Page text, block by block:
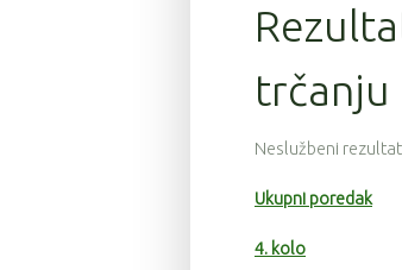
trčanju
Neslužbeni
Ukupni poredak
4. kolo